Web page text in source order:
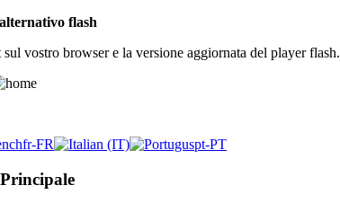
flash
vostro browser e la versione aggiornata del player flash.